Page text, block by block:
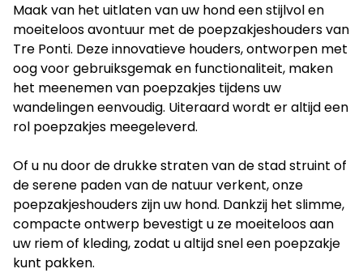
Maak van het uitlaten van uw hond een stijlvol en
moeiteloos avontuur met de poepzakjeshouders van
Tre Ponti. Deze innovatieve houders, ontworpen met
oog voor gebruiksgemak en functionaliteit, maken
het meenemen van poepzakjes tijdens uw
wandelingen eenvoudig. Uiteraard wordt er altijd een
rol poepzakjes meegeleverd.
Of u nu door de drukke straten van de stad struint of
de serene paden van de natuur verkent, onze
poepzakjeshouders zijn uw hond. Dankzij het slimme,
compacte ontwerp bevestigt u ze moeiteloos aan
uw riem of kleding, zodat u altijd snel een poepzakje
kunt pakken.